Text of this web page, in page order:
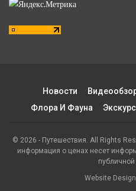
Новости
Флора И Фауна
© 2026 - Путешествия. All Rights
информация о ценах несет
Website